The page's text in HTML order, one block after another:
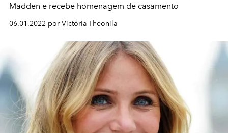
Madden e recebe homenagem de casamento
06.01.2022 por Victória Theonila